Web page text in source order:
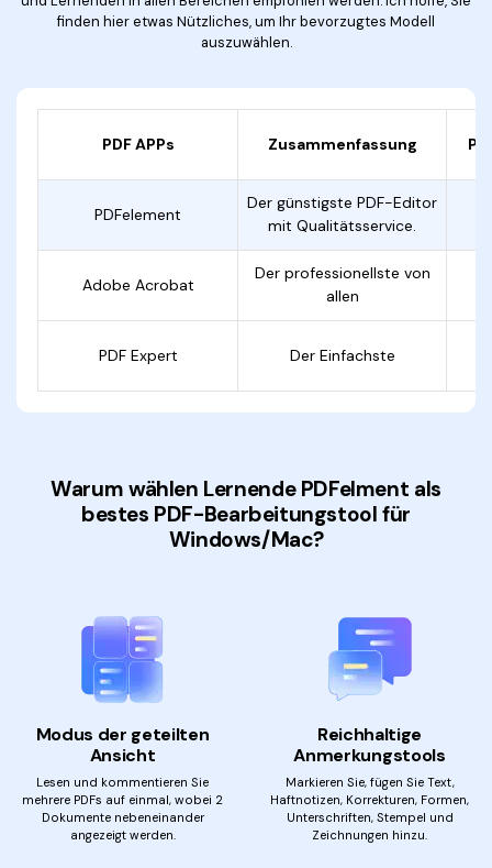
finden hier etwas Nützliches, um Ihr bevorzugtes Modell
auszuwählen.
PDF APPs Zusammenfassung
PDFelement
Der günstigste PDF-Editor
mit Qualitätsservice.
Adobe Acrobat
Der professionellste von
allen
PDF Expert Der Einfachste
Warum wählen Lernende PDFelment als
bestes PDF-Bearbeitungstool für
Windows/Mac?
Modus der geteilten
Ansicht
Lesen und kommentieren Sie
mehrere PDFs auf einmal, wobei 2
Dokumente nebeneinander
angezeigt werden.
Reichhaltige
Anmerkungstools
Markieren Sie, fügen Sie Text,
Haftnotizen, Korrekturen, Formen,
Unterschriften, Stempel und
Zeichnungen hinzu.